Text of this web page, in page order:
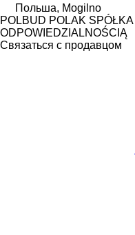
Польша, Mogilno
POLBUD POLAK
ODPOWIEDZIALNOŚCIĄ
Связаться с продавцом